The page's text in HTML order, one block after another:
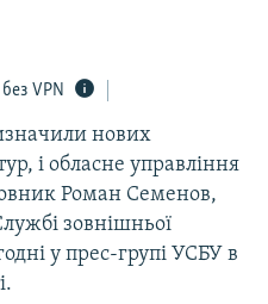
VPN
нових
і обласне управління
Роман Семенов,
зовнішньої
у прес-групі УСБУ в